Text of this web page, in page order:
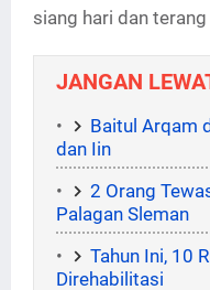
siang hari dan
JANGAN
Baitul Arqam
dan Iin
2 Orang
Palagan Sleman
Tahun Ini, 10
Direhabilitasi